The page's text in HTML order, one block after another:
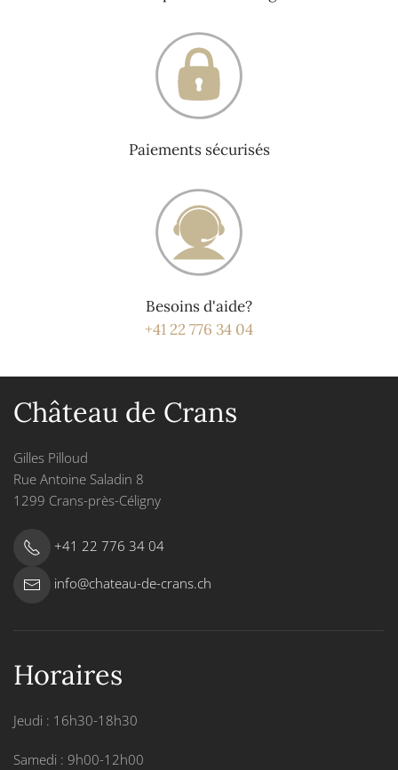
Paiements sécurisés
Besoins d'aide?
+41 22 776 34 04
Château de Crans
Gilles Pilloud
Rue Antoine Saladin 8
1299 Crans-près-Céligny
+41 22 776 34 04
info@chateau-de-crans.ch
Horaires
Jeudi : 16h30-18h30
Samedi : 9h00-12h00